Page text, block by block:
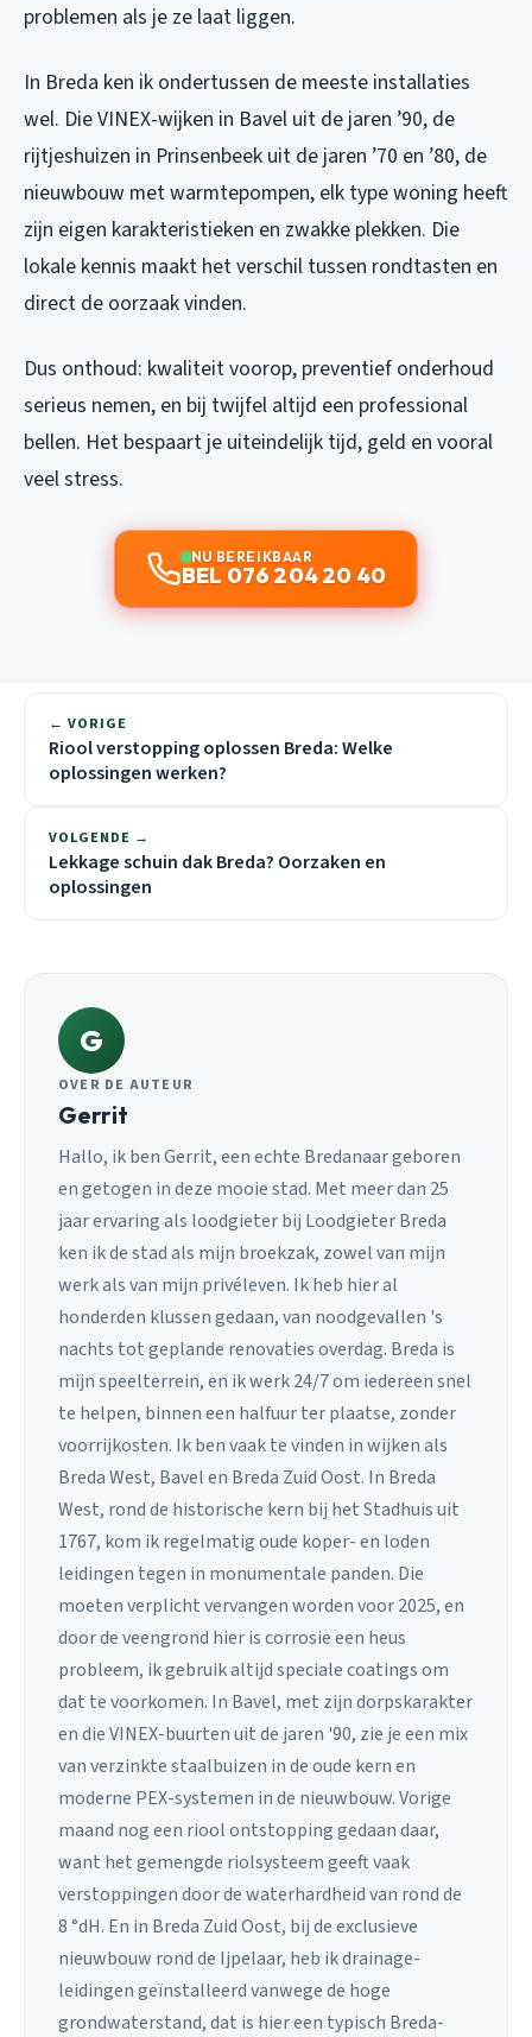
problemen als je ze laat liggen.
In Breda ken ik ondertussen de meeste installaties
wel. Die VINEX-wijken in Bavel uit de jaren ’90, de
rijtjeshuizen in Prinsenbeek uit de jaren ’70 en ’80, de
nieuwbouw met warmtepompen, elk type woning heeft
zijn eigen karakteristieken en zwakke plekken. Die
lokale kennis maakt het verschil tussen rondtasten en
direct de oorzaak vinden.
Dus onthoud: kwaliteit voorop, preventief onderhoud
serieus nemen, en bij twijfel altijd een professional
bellen. Het bespaart je uiteindelijk tijd, geld en vooral
veel stress.
NU BEREIKBAAR
BEL 076 204 20 40
← VORIGE
Riool verstopping oplossen Breda: Welke
oplossingen werken?
VOLGENDE →
Lekkage schuin dak Breda? Oorzaken en
oplossingen
G
OVER DE AUTEUR
Gerrit
Hallo, ik ben Gerrit, een echte Bredanaar geboren
en getogen in deze mooie stad. Met meer dan 25
jaar ervaring als loodgieter bij Loodgieter Breda
ken ik de stad als mijn broekzak, zowel van mijn
werk als van mijn privéleven. Ik heb hier al
honderden klussen gedaan, van noodgevallen 's
nachts tot geplande renovaties overdag. Breda is
mijn speelterrein, en ik werk 24/7 om iedereen snel
te helpen, binnen een halfuur ter plaatse, zonder
voorrijkosten. Ik ben vaak te vinden in wijken als
Breda West, Bavel en Breda Zuid Oost. In Breda
West, rond de historische kern bij het Stadhuis uit
1767, kom ik regelmatig oude koper- en loden
leidingen tegen in monumentale panden. Die
moeten verplicht vervangen worden voor 2025, en
door de veengrond hier is corrosie een heus
probleem, ik gebruik altijd speciale coatings om
dat te voorkomen. In Bavel, met zijn dorpskarakter
en die VINEX-buurten uit de jaren '90, zie je een mix
van verzinkte staalbuizen in de oude kern en
moderne PEX-systemen in de nieuwbouw. Vorige
maand nog een riool ontstopping gedaan daar,
want het gemengde riolsysteem geeft vaak
verstoppingen door de waterhardheid van rond de
8 °dH. En in Breda Zuid Oost, bij de exclusieve
nieuwbouw rond de Ijpelaar, heb ik drainage-
leidingen geïnstalleerd vanwege de hoge
grondwaterstand, dat is hier een typisch Breda-